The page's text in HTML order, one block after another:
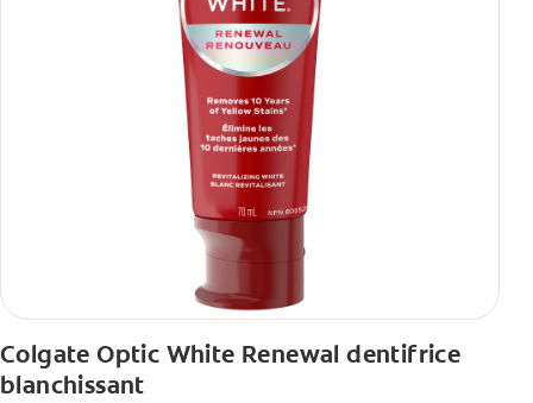
Colgate Optic White Renewal dentifrice
blanchissant